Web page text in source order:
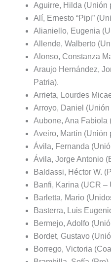
Aguirre, Hilda (Unión
Alí, Ernesto “Pipi”
Alianiello, Eugenia
Allende, Walberto
Alonso, Constanza
Araujo Hernández,
Patria).
Arrieta, Lourdes
Arroyo, Daniel (Unión
Aubone, Ana Fabiola
Aveiro, Martín (Unión
Ávila, Fernanda
Ávila, Jorge Antonio
Baldassi, Héctor W.
Banfi, Karina (UCR
Barletta, Mario
Basterra, Luis
Bermejo, Adolfo
Bordet, Gustavo
Borrego, Victoria